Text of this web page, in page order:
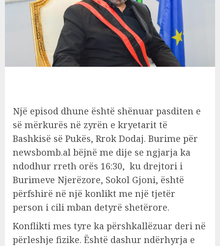
Një episod dhune është shënuar pasditen e
së mërkurës në zyrën e kryetarit të
Bashkisë së Pukës, Rrok Dodaj. Burime për
newsbomb.al bëjnë me dije se ngjarja ka
ndodhur rreth orës 16:30, ku drejtori i
Burimeve Njerëzore, Sokol Gjoni, është
përfshirë në një konlikt me një tjetër
person i cili mban detyrë shetërore.
Konflikti mes tyre ka përshkallëzuar deri në
përleshje fizike. Është dashur ndërhyrja e